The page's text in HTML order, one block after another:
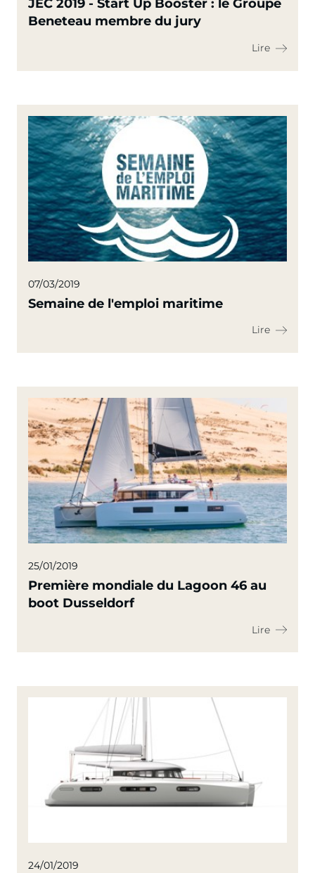
JEC 2019 - Start Up Booster : le Groupe
Beneteau membre du jury
Lire
07/03/2019
Semaine de l'emploi maritime
Lire
25/01/2019
Première mondiale du Lagoon 46 au
boot Dusseldorf
Lire
24/01/2019